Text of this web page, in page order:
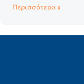
Περισσότερα »